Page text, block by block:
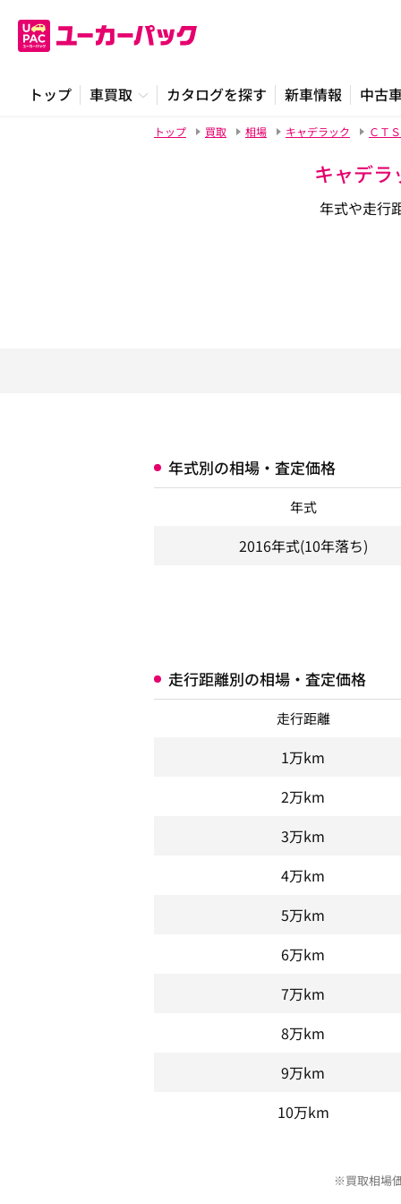
トップ 車買取 カタログを探す 新車情報 中古
トップ 買取 相場 キャデラック ＣＴ
キャデラ
年式や走行
年式別の相場・査定価格
年式
2016年式(10年落ち)
走行距離別の相場・査定価格
走行距離
1万km
2万km
3万km
4万km
5万km
6万km
7万km
8万km
9万km
10万km
※買取相場